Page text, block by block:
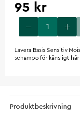
95 kr
Lavera Basis Sensitiv
schampo för känsligt
Produktbeskrivning